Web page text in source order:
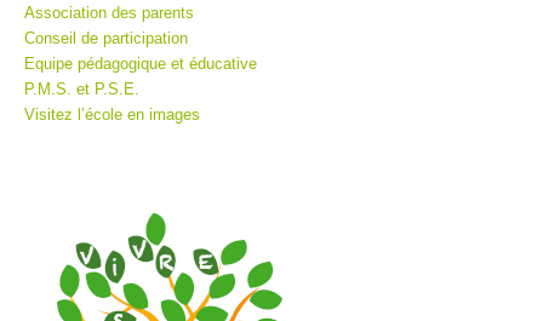
Association des parents
Conseil de participation
Equipe pédagogique et éducative
P.M.S. et P.S.E.
Visitez l’école en images